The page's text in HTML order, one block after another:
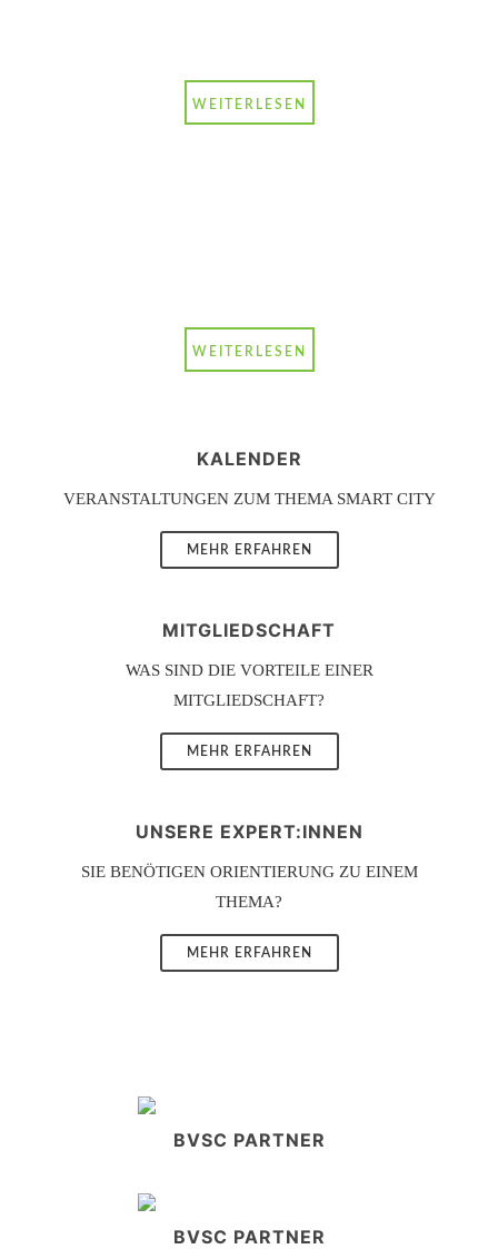
WEITERLESEN
WEITERLESEN
KALENDER
VERANSTALTUNGEN ZUM THEMA SMART CITY
MEHR ERFAHREN
MITGLIEDSCHAFT
WAS SIND DIE VORTEILE EINER
MITGLIEDSCHAFT?
MEHR ERFAHREN
UNSERE EXPERT:INNEN
SIE BENÖTIGEN ORIENTIERUNG ZU EINEM
THEMA?
MEHR ERFAHREN
BVSC PARTNER
BVSC PARTNER